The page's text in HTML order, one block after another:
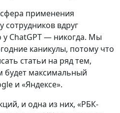
применения
вдруг
у ChatGPT — никогда. Мы
каникулы, потому что
статьи на ряд тем,
будет максимальный
и «Яндексе».
и одна из них, «РБК-